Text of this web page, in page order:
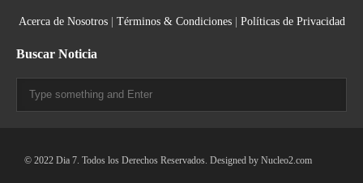
Acerca de Nosotros| Términos & Condiciones| Políticas de Privacidad
Buscar Noticia
© 2022 Dia 7. Todos los Derechos Reservados. Designed by Nucleo2.com